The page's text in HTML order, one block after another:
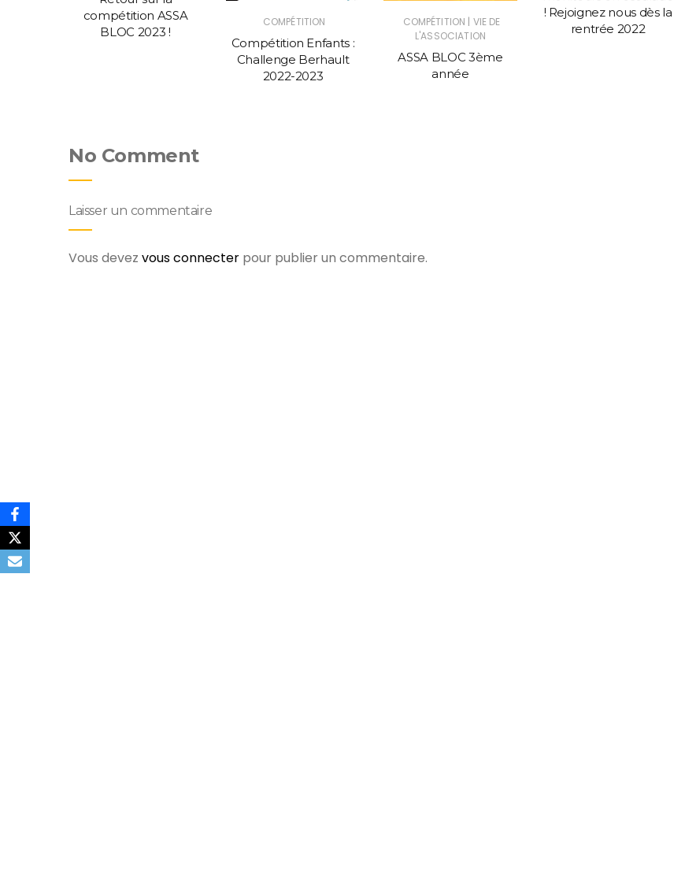
compétition ASSA
BLOC 2023 !
COMPÉTITION
Compétition Enfants :
Challenge Berhault
2022-2023
COMPÉTITION | VIE DE
L'ASSOCIATION
ASSA BLOC 3ème
année
! Rejoignez nous dès la
rentrée 2022
No Comment
Laisser un commentaire
Vous devez vous connecter pour publier un commentaire.